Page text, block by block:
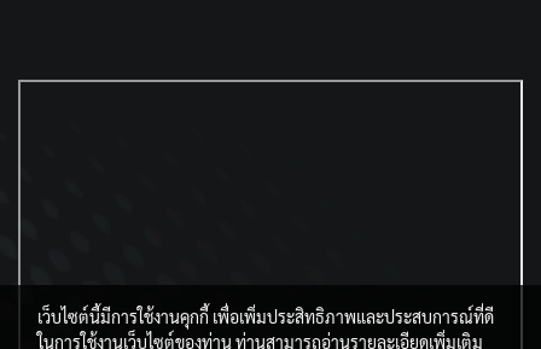
เว็บไซต์นี้มีการใช้งานคุกกี้ เพื่อเพิ่มประสิทธิภาพและประสบการณ์ที่ดี
ในการใช้งานเว็บไซต์ของท่าน ท่านสามารถอ่านรายละเอียดเพิ่มเติม